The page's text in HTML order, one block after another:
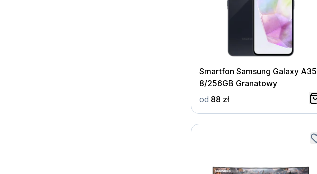
Smartfon Samsung Galaxy A35
8/256GB Granatowy
od 88 zł